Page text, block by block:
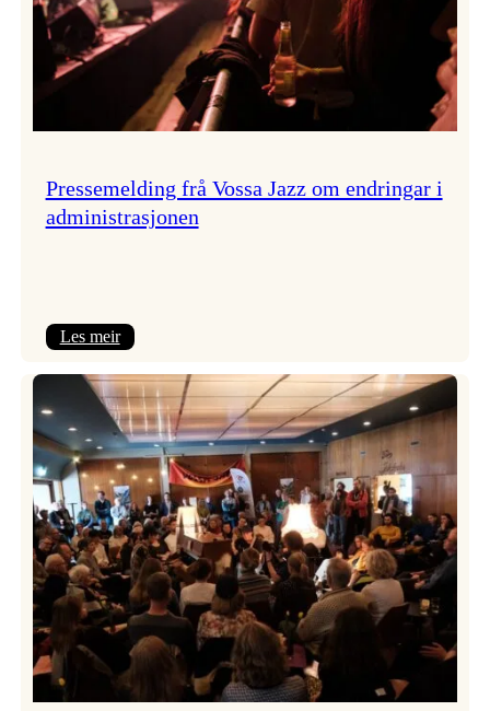
Pressemelding frå Vossa Jazz om endringar i
administrasjonen
Les meir:
frå
Vossa
Jazz
om
endringar
i
administrasjonen